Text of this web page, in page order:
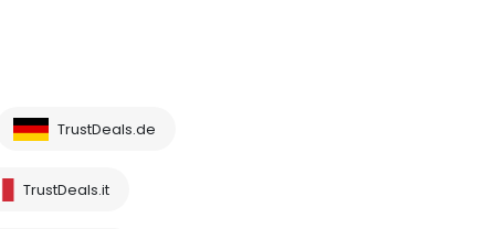
TrustDeals.de
TrustDeals.it